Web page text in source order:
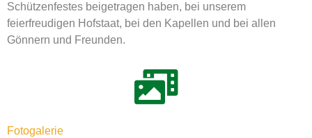
Schützenfestes beigetragen haben, bei unserem
feierfreudigen Hofstaat, bei den Kapellen und bei allen
Gönnern und Freunden.
Fotogalerie